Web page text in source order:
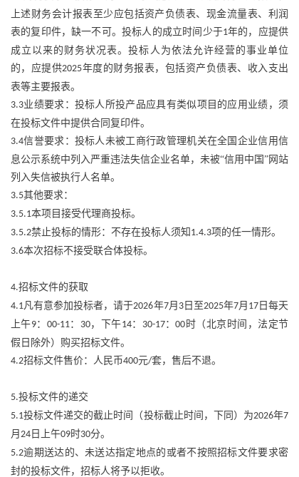
上述财务会计报表至少应包括资产负债表、现金流量表、利润
表的复印件，缺一不可。投标人的成立时间少于1年的，应提供
成立以来的财务状况表。投标人为依法允许经营的事业单位
的，应提供2025年度的财务报表，包括资产负债表、收入支出
表等主要报表。
3.3业绩要求：投标人所投产品应具有类似项目的应用业绩，须
在投标文件中提供合同复印件。
3.4信誉要求：投标人未被工商行政管理机关在全国企业信用信
息公示系统中列入严重违法失信企业名单，未被“信用中国”网站
列入失信被执行人名单。
3.5其他要求：
3.5.1本项目接受代理商投标。
3.5.2禁止投标的情形：不存在投标人须知 1.4.3项的任一情形。
3.6本次招标不接受联合体投标。
4.招标文件的获取
4.1凡有意参加投标者，请于2026年7月 3日至2025年7月 17日每天
上午9： 00-11： 30，下午14： 30-17：00 时（北京时间，法定节
假日除外）购买招标文件。
4.2招标文件售价：人民币400元/套，售后不退。
5.投标文件的递交
5.1投标文件递交的截止时间（投标截止时间，下同）为2026年7
月 24 日上午09时30分。
5.2逾期送达的、未送达指定地点的或者不按照招标文件要求密
封的投标文件，招标人将予以拒收。